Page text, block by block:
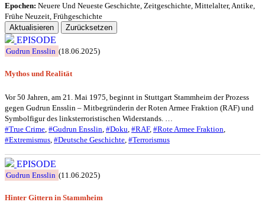
Epochen: Neuere Und Neueste Geschichte Zeitgeschichte Mittelalter, Antike
Frühe Neuzeit Frühgeschichte
Aktualisieren
Zurücksetzen
EPISODE
Gudrun Ensslin (18.06.2025)
Mythos und Realität
Vor 50 Jahren, am 21. Mai 1975, beginnt in Stuttgart Stammheim der Prozess
gegen Gudrun Ensslin – Mitbegründerin der Roten Armee Fraktion (RAF) und
Symbolfigur des linksterroristischen Widerstands. …
#True Crime, #Gudrun Ensslin, #Doku, #RAF, #Rote Armee Fraktion,
#Extremismus, #Deutsche Geschichte, #Terrorismus
EPISODE
Gudrun Ensslin (11.06.2025)
Hinter Gittern in Stammheim